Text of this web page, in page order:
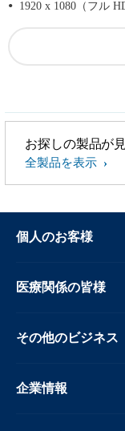
1920 x 1080（フル
お探しの製品が
全製品を表示
個人のお客様
医療関係の皆様
その他のビジネス
企業情報